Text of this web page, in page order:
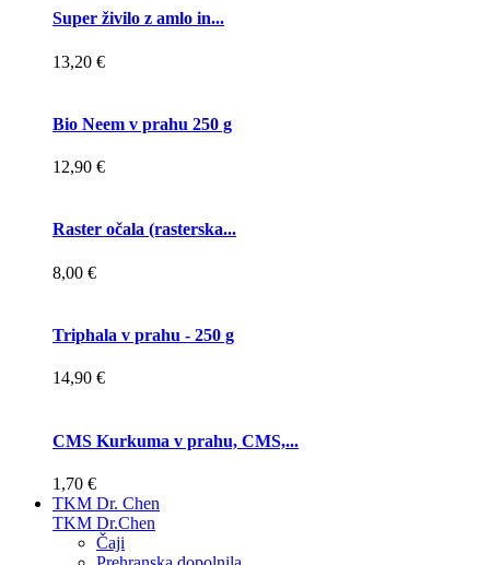
Super živilo z amlo in...
13,20 €
Bio Neem v prahu 250 g
12,90 €
Raster očala (rasterska...
8,00 €
Triphala v prahu - 250 g
14,90 €
CMS Kurkuma v prahu, CMS,...
1,70 €
TKM Dr. Chen
TKM Dr.Chen
Čaji